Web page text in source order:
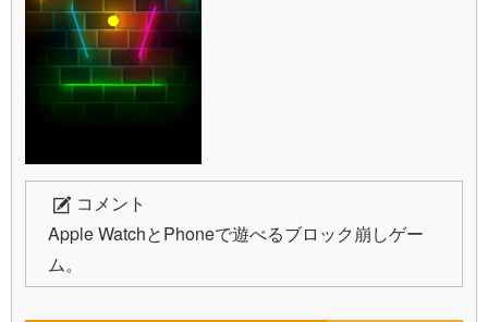
コメント
Apple WatchとPhoneで遊べるブロック崩しゲー
ム。